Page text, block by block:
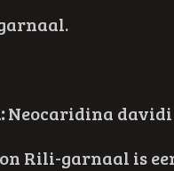
Neocaridina
Rili-garnaal is